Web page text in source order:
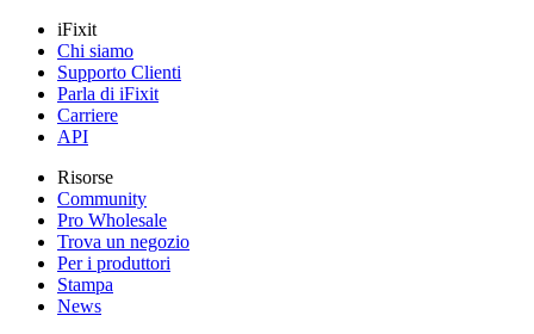
iFixit
Chi siamo
Supporto Clienti
Parla di iFixit
Carriere
API
Risorse
Community
Pro Wholesale
Trova un negozio
Per i produttori
Stampa
News